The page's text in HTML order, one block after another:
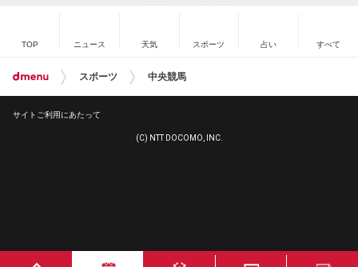
TOP ニュース 天気 スポーツ 占い すべて
スポーツ 中央競馬
サイトご利用にあたって
(C) NTT DOCOMO, INC.